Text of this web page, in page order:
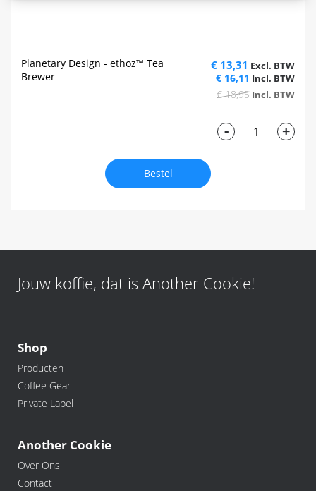
Planetary Design - ethoz™ Tea
Brewer
€ 13,31
€ 16,11
€ 18,95
- +
Bestel
Jouw koffie, dat is Another Cookie!
Shop
Producten
Coffee Gear
Private Label
Another Cookie
Over Ons
Contact